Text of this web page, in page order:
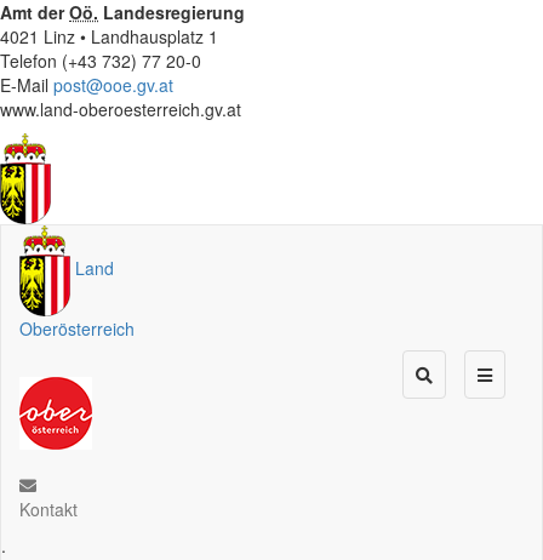
Amt derOö. Landesregierung
4021 Linz • Landhausplatz 1
Telefon (+43 732) 77 20-0
E-Mail post@ooe.gv.at
www.land-oberoesterreich.gv.at
Land
Oberösterreich
Kontakt
.